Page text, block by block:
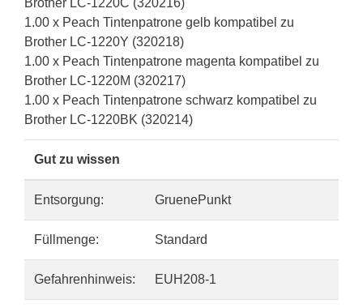
Brother LC-1220C (320216)
1.00 x Peach Tintenpatrone gelb kompatibel zu
Brother LC-1220Y (320218)
1.00 x Peach Tintenpatrone magenta kompatibel zu
Brother LC-1220M (320217)
1.00 x Peach Tintenpatrone schwarz kompatibel zu
Brother LC-1220BK (320214)
Gut zu wissen
Entsorgung: GruenePunkt
Füllmenge: Standard
Gefahrenhinweis: EUH208-1